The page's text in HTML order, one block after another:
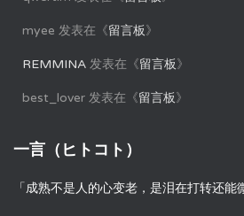
myee 发表在《留言板》
REMMINA 发表在《留言板》
best_lover 发表在《留言板》
一言（ヒトコト）
「成熟不是人的心变老，是泪在打转还能